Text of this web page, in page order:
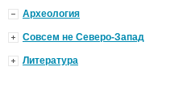
Археология
Совсем не Северо-Запад
Литература